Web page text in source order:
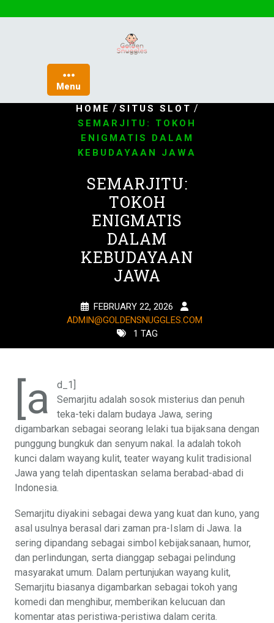
to
Menu
HOME / SITUS SLOT /
SEMARJITU: TOKOH
ENIGMATIS DALAM
KEBUDAYAAN JAWA
SEMARJITU:
TOKOH
ENIGMATIS
DALAM
KEBUDAYAAN
JAWA
FEBRUARY 22, 2026
ADMIN@GOLDENSNUGGLES.COM
1 TAG
[a
d_1]
Semarjitu adalah sosok misterius dan penuh
teka-teki dalam budaya Jawa, sering
digambarkan sebagai seorang lelaki tua bijaksana dengan
punggung bungkuk dan senyum nakal. Ia adalah tokoh
kunci dalam wayang kulit, teater wayang kulit tradisional
Jawa yang telah dipentaskan selama berabad-abad di
Indonesia.
Semarjitu diyakini sebagai dewa yang kuat dan kuno, yang
asal usulnya berasal dari zaman pra-Islam di Jawa. Ia
sering dipandang sebagai simbol kebijaksanaan, humor,
dan perlindungan, serta dianggap sebagai pelindung
masyarakat umum. Dalam pertunjukan wayang kulit,
Semarjitu biasanya digambarkan sebagai tokoh yang
komedi dan menghibur, memberikan kelucuan dan
komentar atas peristiwa-peristiwa dalam cerita.